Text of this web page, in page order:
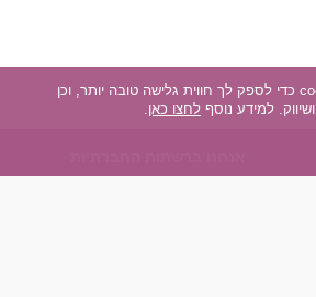
האתר עושה שימוש ב-cookies כדי לספק לך חווית גלישה טובה יותר, וכן
למידע נוסף לחצו כאן.